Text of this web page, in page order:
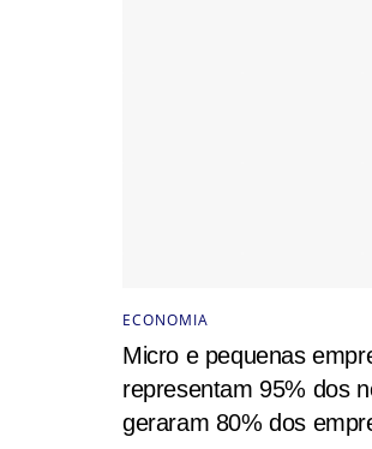
ECONOMIA
Micro e pequenas
representam 95% dos
geraram 80% dos